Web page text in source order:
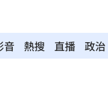
音 熱搜 直播 政治